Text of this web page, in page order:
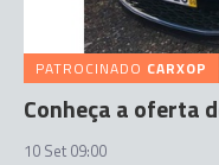
PATROCINADO CARXOP
Conheça a oferta
10 Set 09:00